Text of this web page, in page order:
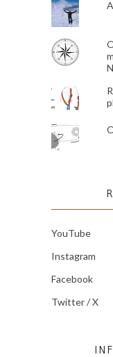
YouTube
Instagram
Facebook
Twitter / X